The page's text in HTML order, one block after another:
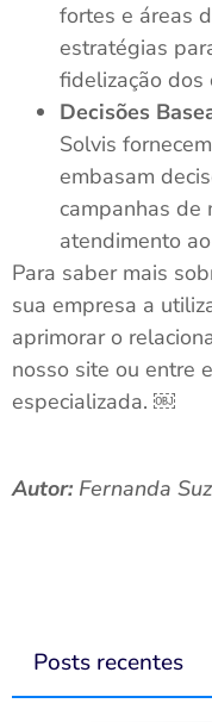
fortes e áreas
estratégias
fidelização
Decisões
Solvis
embasam
campanhas de
atendimento
Para saber mais
sua empresa a
aprimorar o
nosso site ou entre
especializada. ￼
Autor: Fernanda
Posts recentes